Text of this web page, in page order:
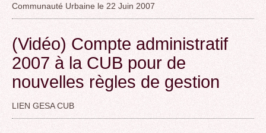
Communauté Urbaine le 22 Juin 2007
(Vidéo) Compte administratif
2007 à la CUB pour de
nouvelles règles de gestion
LIEN GESA CUB